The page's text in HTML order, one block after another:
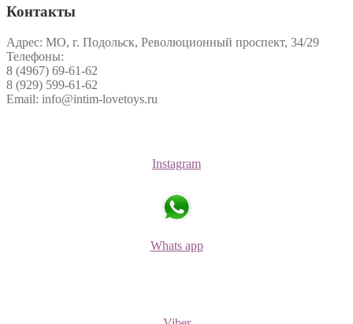
Контакты
Адрес: МО, г. Подольск, Революционный проспект, 34/29
Телефоны:
8 (4967) 69-61-62
8 (929) 599-61-62
Email: info@intim-lovetoys.ru
Instagram
Whats app